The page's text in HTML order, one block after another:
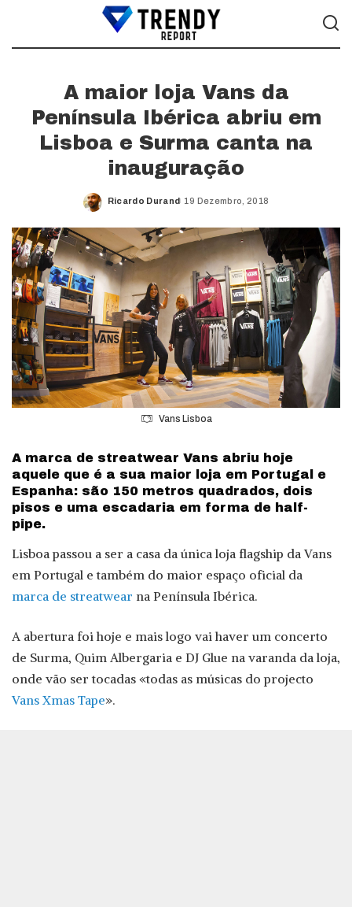
A maior loja Vans da
Península Ibérica abriu em
Lisboa e Surma canta na
inauguração
Posted
Ricardo Durand 19 Dezembro, 2018
Vans Lisboa
A marca de streatwear Vans abriu hoje
aquele que é a sua maior loja em Portugal e
Espanha: são 150 metros quadrados, dois
pisos e uma escadaria em forma de half-
pipe.
Lisboa passou a ser a casa da única loja flagship da Vans
em Portugal e também do maior espaço oficial da
marca de streatwear na Península Ibérica.
A abertura foi hoje e mais logo vai haver um concerto
de Surma, Quim Albergaria e DJ Glue na varanda da loja,
onde vão ser tocadas «todas as músicas do projecto
Vans Xmas Tape».